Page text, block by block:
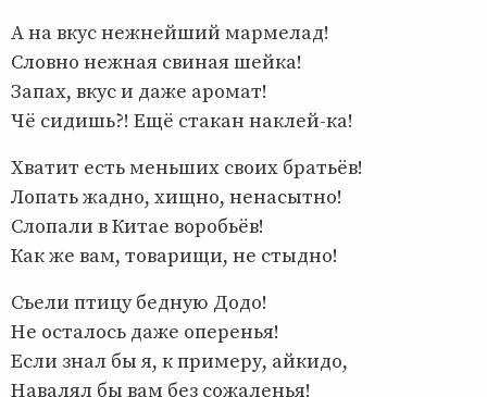
А на вкус нежнейший мармелад!
Словно нежная свиная шейка!
Запах, вкус и даже аромат!
Чё сидишь?! Ещё стакан наклей-ка!
Хватит есть меньших своих братьёв!
Лопать жадно, хищно, ненасытно!
Слопали в Китае воробьёв!
Как же вам, товарищи, не стыдно!
Съели птицу бедную Додо!
Не осталось даже оперенья!
Если знал бы я, к примеру, айкидо,
Навалял бы вам без сожаленья!